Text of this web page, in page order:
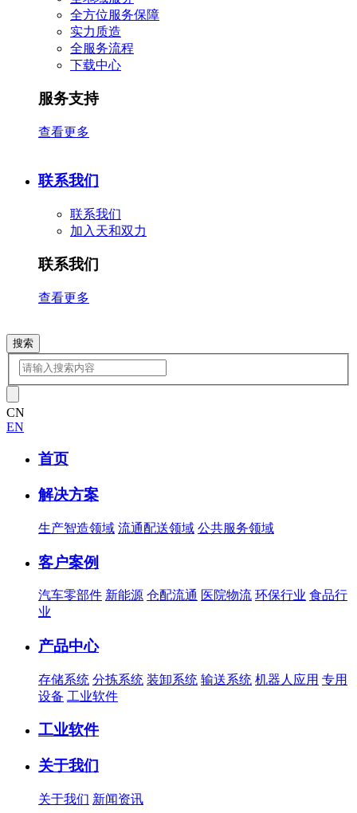
全方位服务保障
实力质造
全服务流程
下载中心
服务支持
查看更多
联系我们
联系我们
加入天和双力
联系我们
查看更多
搜索
CN
EN
首页
解决方案
生产智造领域 流通配送领域 公共服务领域
客户案例
汽车零部件 新能源 仓配流通 医院物流 环保行业 食品行
业
产品中心
存储系统 分拣系统 装卸系统 输送系统 机器人应用 专用
设备 工业软件
工业软件
关于我们
关于我们 新闻资讯